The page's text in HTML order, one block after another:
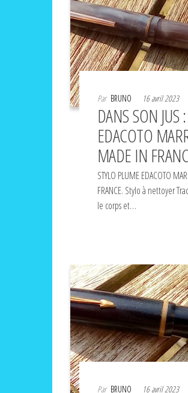
Par BRUNO 16 avril 2023
DANS SON JUS
EDACOTO
MADE IN
STYLO PLUME EDACOTO
FRANCE. Stylo à nettoyer
le corps et…
Par BRUNO 16 avril 2023